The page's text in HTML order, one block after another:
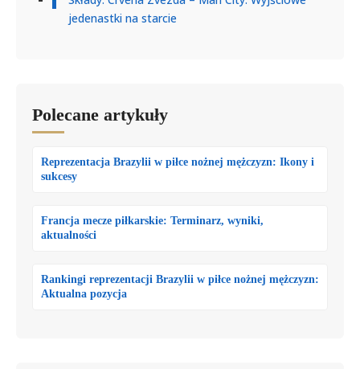
jedenastki na starcie
Polecane artykuły
Reprezentacja Brazylii w piłce nożnej mężczyzn: Ikony i
sukcesy
Francja mecze piłkarskie: Terminarz, wyniki,
aktualności
Rankingi reprezentacji Brazylii w piłce nożnej mężczyzn:
Aktualna pozycja